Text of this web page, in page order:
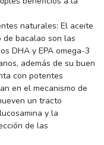
naturales: El aceite
de bacalao son las
DHA y EPA omega-3
además de su buen
con potentes
en el mecanismo de
un tracto
y la
de las